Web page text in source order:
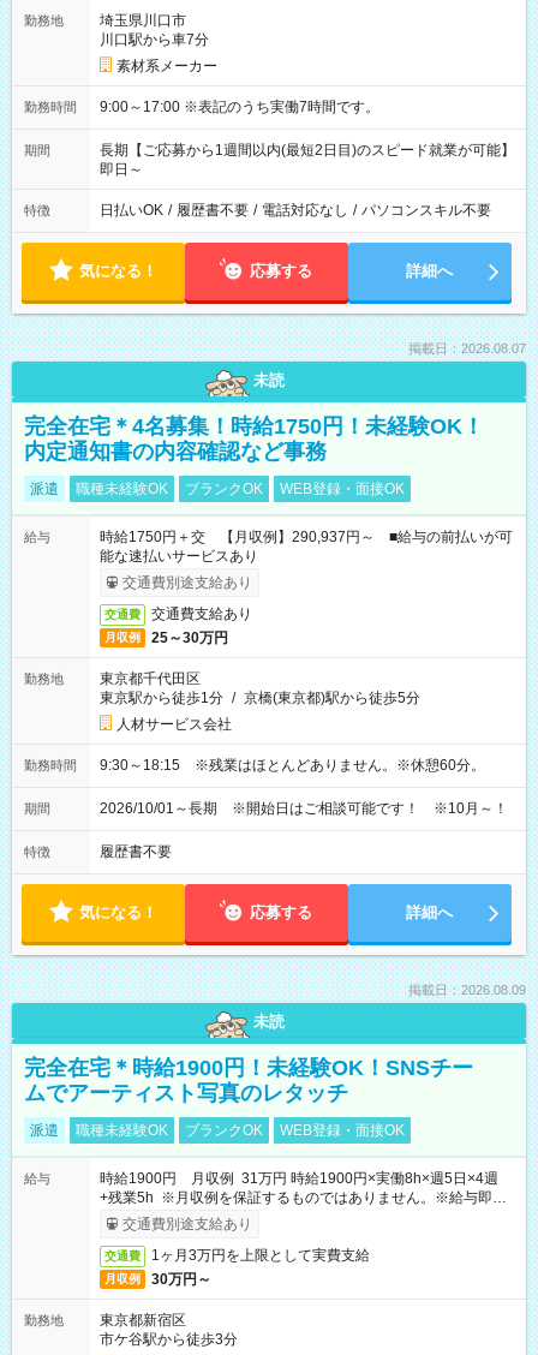
勤務地
埼玉県川口市
川口駅から車7分
素材系メーカー
勤務時間 9:00～17:00 ※表記のうち実働7時間です。
期間
長期【ご応募から1週間以内(最短2日目)のスピード就業が可能】
即日～
特徴 日払いOK / 履歴書不要 / 電話対応なし / パソコンスキル不要
気になる！ 応募する 詳細へ
掲載日：2026.08.07
未読
完全在宅＊4名募集！時給1750円！未経験OK！
内定通知書の内容確認など事務
派遣 職種未経験OK ブランクOK WEB登録・面接OK
給与
時給1750円＋交 【月収例】290,937円～ ■給与の前払いが可
能な速払いサービスあり
交通費別途支給あり
交通費 交通費支給あり
月収例 25～30万円
勤務地
東京都千代田区
東京駅から徒歩1分 / 京橋(東京都)駅から徒歩5分
人材サービス会社
勤務時間 9:30～18:15 ※残業はほとんどありません。※休憩60分。
期間 2026/10/01～長期 ※開始日はご相談可能です！ ※10月～！
特徴 履歴書不要
気になる！ 応募する 詳細へ
掲載日：2026.08.09
未読
完全在宅＊時給1900円！未経験OK！SNSチー
ムでアーティスト写真のレタッチ
派遣 職種未経験OK ブランクOK WEB登録・面接OK
給与
時給1900円 月収例 31万円 時給1900円×実働8h×週5日×4週
+残業5h ※月収例を保証するものではありません。※給与即受
取りサービス利用可（利用条件有）
交通費別途支給あり
交通費 1ヶ月3万円を上限として実費支給
月収例 30万円～
勤務地
東京都新宿区
市ケ谷駅から徒歩3分